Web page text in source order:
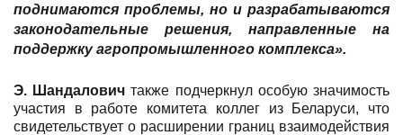
поднимаются проблемы, но и разрабатываются
законодательные решения, направленные на
поддержку агропромышленного комплекса».
Э. Шандалович также подчеркнул особую значимость
участия в работе комитета коллег из Беларуси, что
свидетельствует о расширении границ взаимодействия